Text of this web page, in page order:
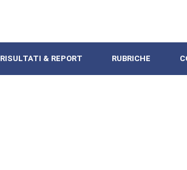
RISULTATI & REPORT RUBRICHE